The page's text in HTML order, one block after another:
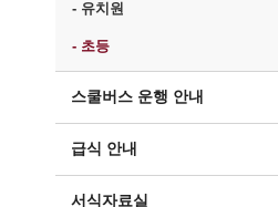
- 유치원
- 초등
스쿨버스 운행 안내
급식 안내
서식자료실